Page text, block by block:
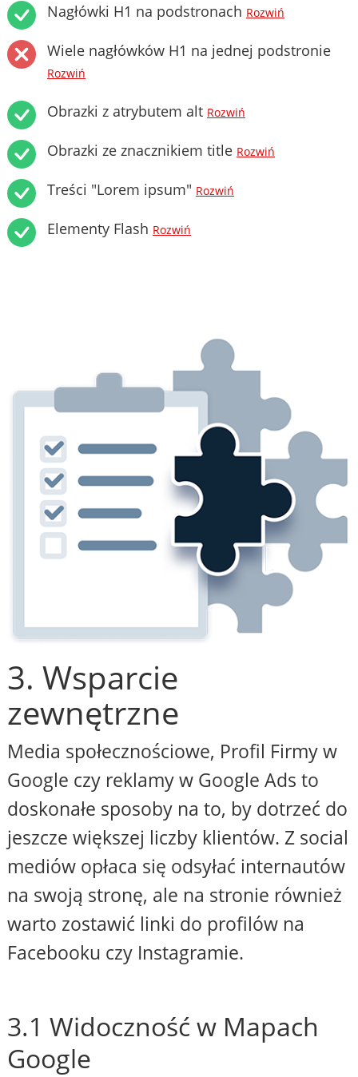
Nagłówki H1 na podstronach Rozwiń
Wiele nagłówków H1 na jednej podstronie
Rozwiń
Obrazki z atrybutem alt Rozwiń
Obrazki ze znacznikiem title Rozwiń
Treści "Lorem ipsum" Rozwiń
Elementy Flash Rozwiń
3. Wsparcie
zewnętrzne
Media społecznościowe, Profil Firmy w
Google czy reklamy w Google Ads to
doskonałe sposoby na to, by dotrzeć do
jeszcze większej liczby klientów. Z social
mediów opłaca się odsyłać internautów
na swoją stronę, ale na stronie również
warto zostawić linki do profilów na
Facebooku czy Instagramie.
3.1 Widoczność w Mapach
Google